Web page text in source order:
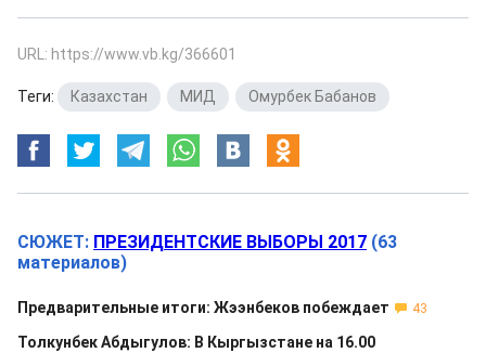
URL: https://www.vb.kg/366601
Теги: Казахстан МИД Омурбек Бабанов
СЮЖЕТ: ПРЕЗИДЕНТСКИЕ ВЫБОРЫ 2017 (63
материалов)
Предварительные итоги: Жээнбеков побеждает 43
Толкунбек Абдыгулов: В Кыргызстане на 16.00